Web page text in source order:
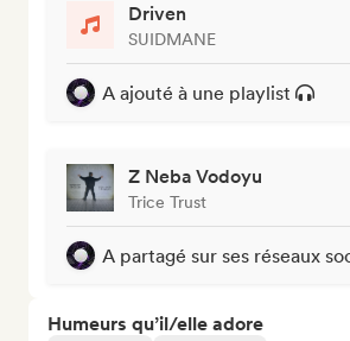
Driven
SUIDMANE
A ajouté à une playlist
Z Neba Vodoyu
Trice Trust
A partagé sur ses réseaux
Humeurs qu’il/elle adore